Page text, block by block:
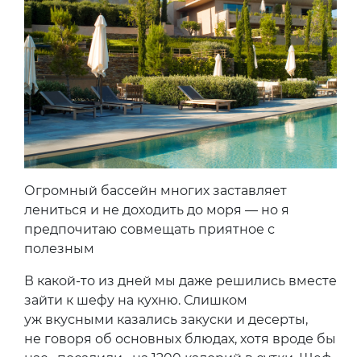
Огромный бассейн многих заставляет
лениться и не доходить до моря — но я
предпочитаю совмещать приятное с
полезным
В какой-то из дней мы даже решились вместе
зайти к шефу на кухню. Слишком
уж вкусными казались закуски и десерты,
не говоря об основных блюдах, хотя вроде бы